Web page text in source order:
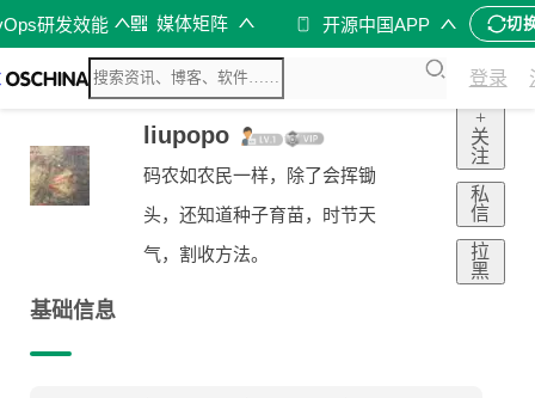
研发效能 媒体矩阵 开源中国APP 切
登录
liupopo
码农如农民一样，除了会挥锄
头，还知道种子育苗，时节天
气，割收方法。
+
关
注
私
信
拉
黑
基础信息